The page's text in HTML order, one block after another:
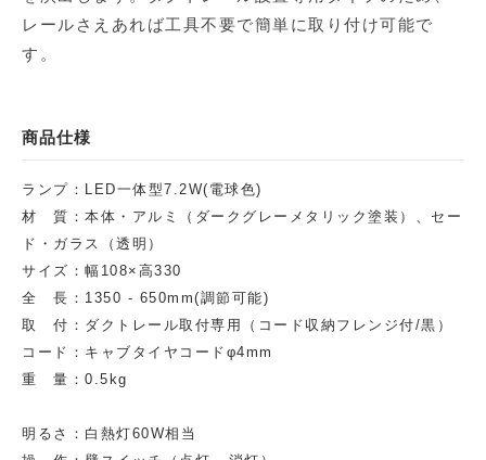
レールさえあれば工具不要で簡単に取り付け可能で
す。
商品仕様
ランプ：LED一体型7.2W(電球色)
材 質：本体・アルミ（ダークグレーメタリック塗装）、セー
ド・ガラス（透明）
サイズ：幅108×高330
全 長：1350 - 650mm(調節可能)
取 付：ダクトレール取付専用（コード収納フレンジ付/黒）
コード：キャブタイヤコードφ4mm
重 量：0.5kg
明るさ：白熱灯60W相当